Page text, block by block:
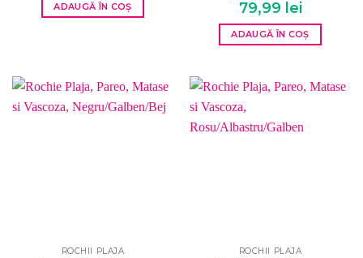
fost:
149,99 lei.
79,99 lei.
ADAUGĂ ÎN COȘ
5.00 din 5
Prețul
inițial
a
fost:
149,99 lei.
79,99 leiPrețul
curent
este:
79,99 lei.
ADAUGĂ ÎN COȘ
ROCHII PLAJA ROCHII PLAJA